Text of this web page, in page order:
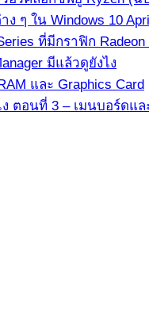
ๆ ใน Windows 10
ที่มีกราฟิก
มีแล้วดูยังไง
และ Graphics Card
ตอนที่ 3 – เมนบอร์ดแ